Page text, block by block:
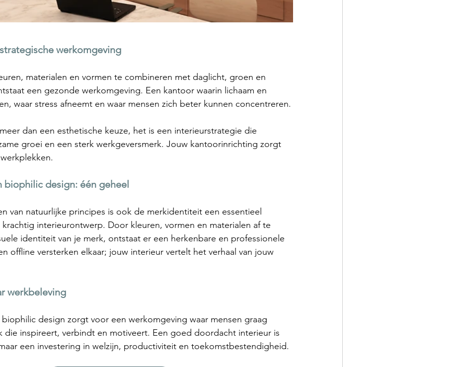
werkomgeving
materialen en vormen te combineren met daglicht, groen en
een gezonde werkomgeving. Een kantoor waarin lichaam en
waar stress afneemt en waar mensen zich beter kunnen concentreren.
dan een esthetische keuze, het is een interieurstrategie die
groei en een sterk werkgeversmerk. Jouw kantoorinrichting zorgt
design: één geheel
van natuurlijke principes is ook de merkidentiteit een essentieel
interieurontwerp. Door kleuren, vormen en materialen af te
identiteit van je merk, ontstaat er een herkenbare en professionele
offline versterken elkaar; jouw interieur vertelt het verhaal van jouw
werkbeleving
design zorgt voor een werkomgeving waar mensen graag
die inspireert, verbindt en motiveert. Een goed doordacht interieur is
een investering in welzijn, productiviteit en toekomstbestendigheid.